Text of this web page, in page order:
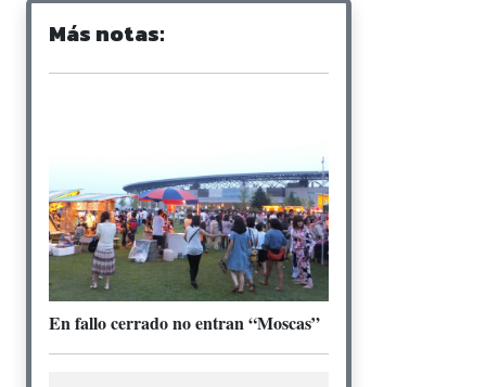
Más notas:
En fallo cerrado no entran “Moscas”